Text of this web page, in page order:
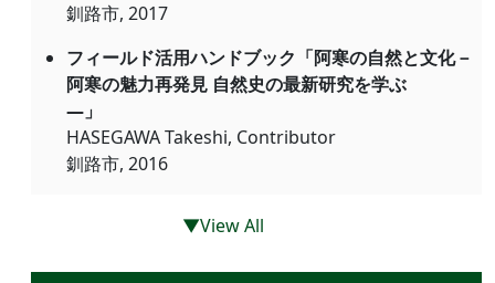
釧路市, 2017
フィールド活用ハンドブック「阿寒の自然と文化－
阿寒の魅力再発見 自然史の最新研究を学ぶ
―」
HASEGAWA Takeshi, Contributor
釧路市, 2016
▼View All